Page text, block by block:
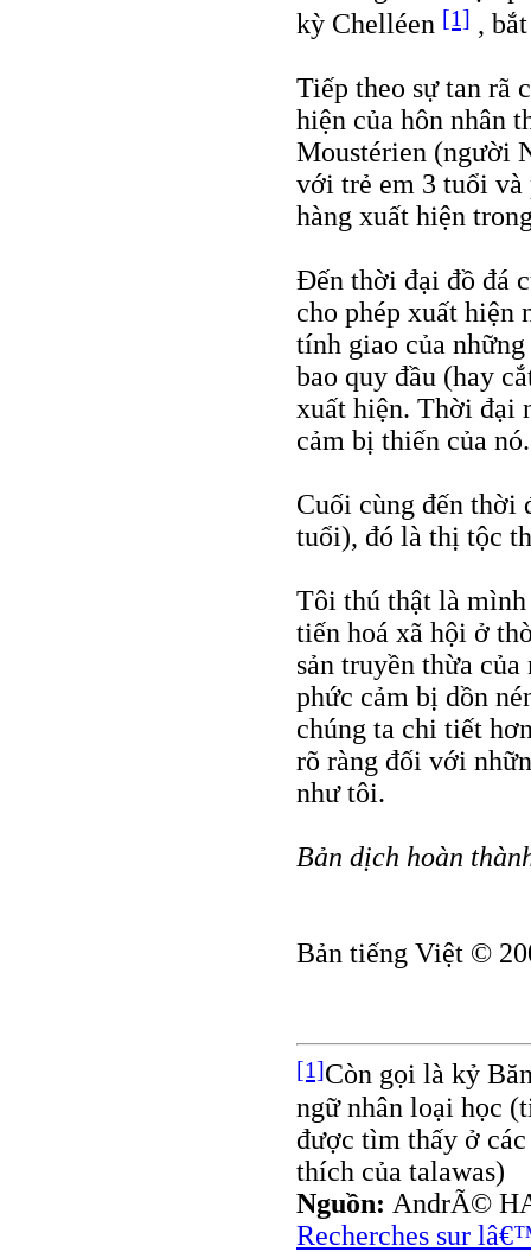
kỳ Chelléen [1] ,
Tiếp theo sự tan rã
hiện của hôn nhân
Moustérien (người
với trẻ em 3 tuổi và
hàng xuất hiện
Đến thời đại đồ đá
cho phép xuất hiện
tính giao của
bao quy đầu (hay
xuất hiện. Thời đại
cảm bị thiến của nó.
Cuối cùng đến thời
tuổi), đó là thị tộc
Tôi thú thật là mình
tiến hoá xã hội ở
sản truyền thừa
phức cảm bị dồn
chúng ta chi tiết
rõ ràng đối với
như tôi.
Bản dịch hoàn
Bản tiếng Việt ©
[1]Còn gọi là kỷ
ngữ nhân loại học
được tìm thấy ở
thích của talawas)
Nguồn: AndrÃ©
Recherches sur